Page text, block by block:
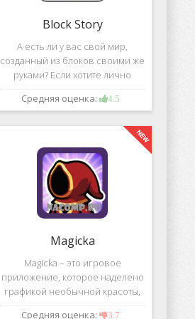
Block Story
А есть ли у вас свой мир,
созданный из блоков своими же
руками? Если хотите лично
воздвигнуть для себя такой мир,
тогда игра, которая называется
Средняя оценка: 4.5
Magicka
Magicka – это игровое
приложение, которое наделено
графикой необычной красоты,
все персонажи в нем весьма
Средняя оценка: 3.7